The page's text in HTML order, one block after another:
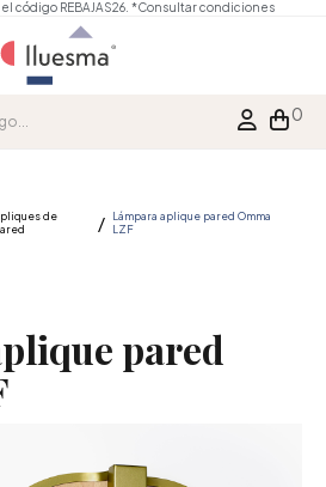
código REBAJAS26. *Consultar condiciones
0
de
Lámpara aplique pared Omma
LZF
pared